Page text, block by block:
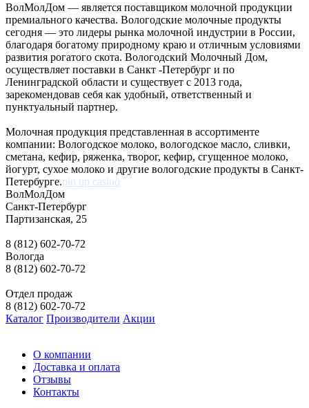
ВолМолДом — является поставщиком молочной продукции
премиального качества. Вологодские молочные продукты
сегодня — это лидеры рынка молочной индустрии в России,
благодаря богатому природному краю и отличным условиями
развития рогатого скота. Вологодский Молочный Дом,
осуществляет поставки в Санкт -Петербург и по
Ленинградской области и существует с 2013 года,
зарекомендовав себя как удобный, ответственный и
пунктуальный партнер.
Молочная продукция представленная в ассортименте
компании: Вологодское молоко, вологодское масло, сливки,
сметана, кефир, ряженка, творог, кефир, сгущенное молоко,
йогурт, сухое молоко и другие вологодские продукты в Санкт-
Петербурге.pin up casino
ВолМолДом
Санкт-Петербург
Партизанская, 25
8 (812) 602-70-72
Вологда
8 (812) 602-70-72
Отдел продаж
8 (812) 602-70-72
Каталог Производители Акции
О компании
Доставка и оплата
Отзывы
Контакты